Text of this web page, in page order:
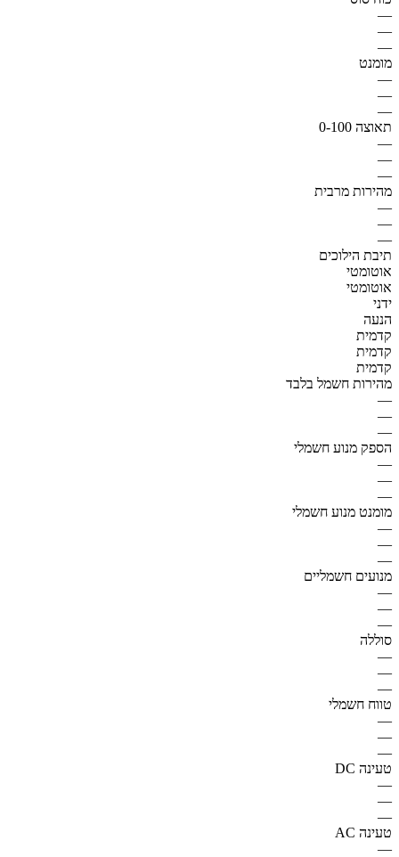
—
—
—
מומנט
—
—
—
תאוצה 0-100
—
—
—
מהירות מרבית
—
—
—
תיבת הילוכים
אוטומטי
אוטומטי
ידני
הנעה
קדמית
קדמית
קדמית
מהירות חשמל בלבד
—
—
—
הספק מנוע חשמלי
—
—
—
מומנט מנוע חשמלי
—
—
—
מנועים חשמליים
—
—
—
סוללה
—
—
—
טווח חשמלי
—
—
—
טעינה DC
—
—
—
טעינה AC
—